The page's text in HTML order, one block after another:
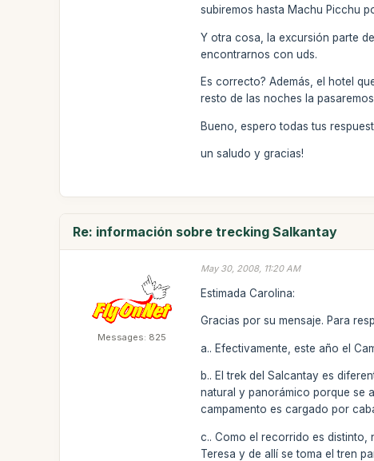
subiremos hasta Machu Picchu
Y otra cosa, la excursión parte
encontrarnos con uds.
Es correcto? Además, el hotel
resto de las noches la
Bueno, espero todas tus
un saludo y gracias!
Re: información sobre trecking Salkantay
Messages: 825
May 30, 2008, 11:20 AM
Estimada Carolina:
Gracias por su mensaje. Para
a.. Efectivamente, este año el
b.. El trek del Salcantay es
natural y panorámico porque se
campamento es cargado por
c.. Como el recorrido es distinto,
Teresa y de allí se toma el tren